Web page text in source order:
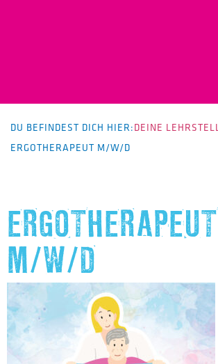
DU BEFINDEST DICH HIER:DEINE
ERGOTHERAPEUT M/W/D
ERGOTHERAPEUT
M/W/D